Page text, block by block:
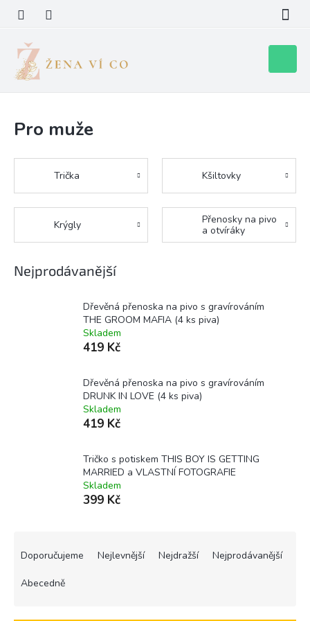
obsah
košík
Pro muže
Trička Kšiltovky
Krýgly
Přenosky na pivo
a otvíráky
Nejprodávanější
Dřevěná přenoska na pivo s gravírováním
THE GROOM MAFIA (4 ks piva)
Skladem
419 Kč
Dřevěná přenoska na pivo s gravírováním
DRUNK IN LOVE (4 ks piva)
Skladem
419 Kč
Tričko s potiskem THIS BOY IS GETTING
MARRIED a VLASTNÍ FOTOGRAFIE
Skladem
399 Kč
Doporučujeme Nejlevnější Nejdražší Nejprodávanější
Abecedně